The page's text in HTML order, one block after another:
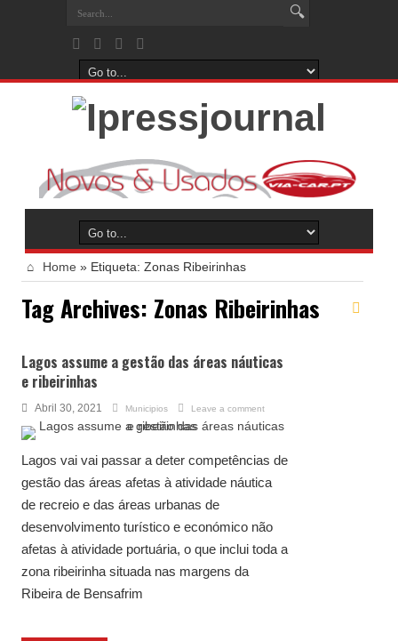
Home » Etiqueta: Zonas Ribeirinhas
Tag Archives: Zonas Ribeirinhas
Lagos assume a gestão das áreas náuticas
e ribeirinhas
Abril 30, 2021 Municipios Leave a comment
Lagos vai vai passar a deter competências de
gestão das áreas afetas à atividade náutica
de recreio e das áreas urbanas de
desenvolvimento turístico e económico não
afetas à atividade portuária, o que inclui toda a
zona ribeirinha situada nas margens da
Ribeira de Bensafrim